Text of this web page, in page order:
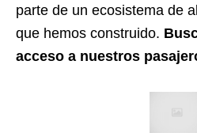
parte de un ecosistema de
que hemos construido.
acceso a nuestros